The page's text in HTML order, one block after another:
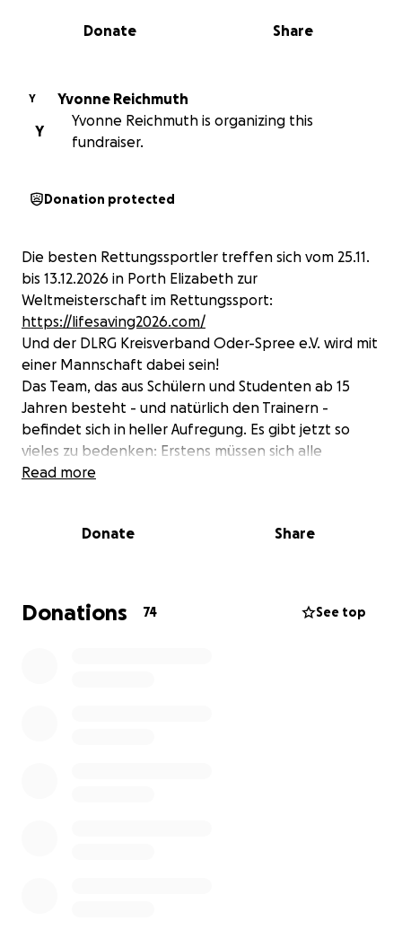
0% complete
Share
Donate
Y
Yvonne Reichmuth
Y
Yvonne Reichmuth is organizing this
fundraiser.
Donation protected
Die besten Rettungssportler treffen sich vom 25.11.
bis 13.12.2026 in Porth Elizabeth zur
Weltmeisterschaft im Rettungssport:
https://lifesaving2026.com/
Und der DLRG Kreisverband Oder-Spree e.V. wird mit
einer Mannschaft dabei sein!
Das Team, das aus Schülern und Studenten ab 15
Jahren besteht - und natürlich den Trainern -
befindet sich in heller Aufregung. Es gibt jetzt so
vieles zu bedenken: Erstens müssen sich alle
Teilnehmer natürlich der sportlichen
und Freiwasserdisziplinen zu erreichen. Und zweitens
Dabei entstehen immense Kosten, für die die
Familien der Sportler und der Verein aufkommen.
Read more
Donate Share
Donations 74 See top